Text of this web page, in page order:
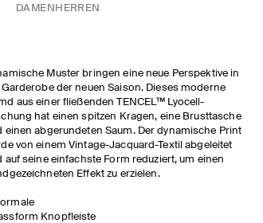
DAMEN HERREN
Muster bringen eine neue Perspektive in
der neuen Saison. Dieses moderne
aus einer fließenden TENCEL™ Lyocell-
hat einen spitzen Kragen, eine Brusttasche
einen abgerundeten Saum. Der dynamische Print
von einem Vintage-Jacquard-Textil abgeleitet
auf seine einfachste Form reduziert, um einen
Effekt zu erzielen.
Knopfleiste